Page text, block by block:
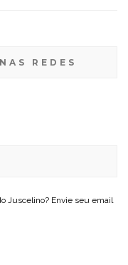
REDES
Juscelino? Envie seu email